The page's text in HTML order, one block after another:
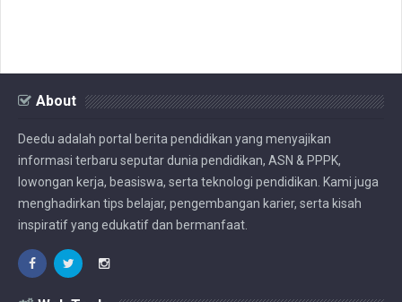
About
Deedu adalah portal berita pendidikan yang menyajikan
informasi terbaru seputar dunia pendidikan, ASN & PPPK,
lowongan kerja, beasiswa, serta teknologi pendidikan. Kami juga
menghadirkan tips belajar, pengembangan karier, serta kisah
inspiratif yang edukatif dan bermanfaat.